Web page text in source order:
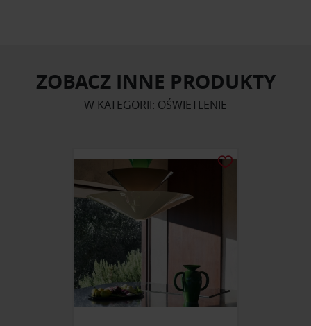
ZOBACZ INNE PRODUKTY
W KATEGORII: OŚWIETLENIE